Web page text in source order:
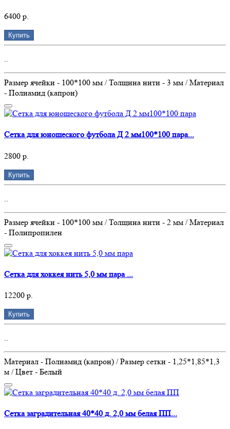
6400 р.
Купить
..
Размер ячейки - 100*100 мм / Толщина нити - 3 мм / Материал
- Полиамид (капрон)
Сетка для юношеского футбола Д 2 мм100*100 пара...
2800 р.
Купить
Размер ячейки - 100*100 мм / Толщина нити - 2 мм / Материал
- Полипропилен
Сетка для хоккея нить 5,0 мм пара ...
12200 р.
Купить
..
Материал - Полиамид (капрон) / Размер сетки - 1,25*1,85*1,3
м / Цвет - Белый
Сетка заградительная 40*40 д. 2,0 мм белая ПП...